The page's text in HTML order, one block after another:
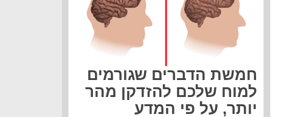
חמשת הדברים שגורמים
למוח שלכם להזדקן מהר
יותר, על פי המדע